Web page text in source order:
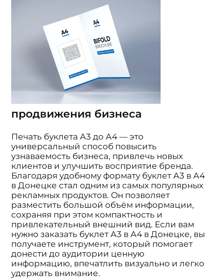
продвижения бизнеса
Печать буклета А3 до А4 — это
универсальный способ повысить
узнаваемость бизнеса, привлечь новых
клиентов и улучшить восприятие бренда.
Благодаря удобному формату буклет А3 в А4
в Донецке стал одним из самых популярных
рекламных продуктов. Он позволяет
разместить большой объём информации,
сохраняя при этом компактность и
привлекательный внешний вид. Если вам
нужно заказать буклет А3 в А4 в Донецке, вы
получаете инструмент, который помогает
донести до аудитории ценную
информацию, впечатлить визуально и легко
удержать внимание.